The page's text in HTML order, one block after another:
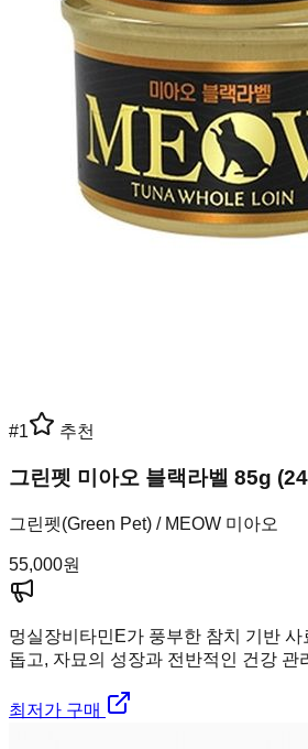
#1 추천
그린펫 미아오 블랙라벨 85g
그린펫(Green Pet) / MEOW 미아오
55,000원
멍실장비타민E가 풍부한 참치 기반
돕고, 자묘의 성장과 전반적인 건강 관
최저가 구매